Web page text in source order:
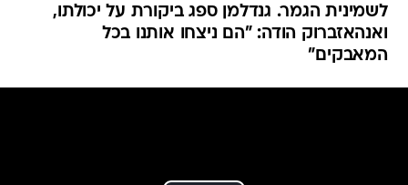
לשמינית הגמר. גנדלמן ספג ביקורת על יכולתו,
ואנהאזברוק הודה: "הם ניצחו אותנו בכל
המאבקים"